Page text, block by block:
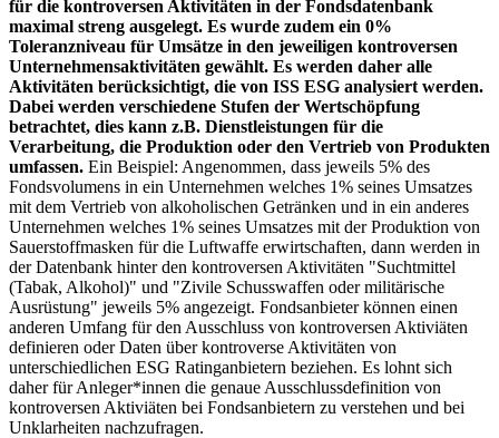
für die kontroversen Aktivitäten in der Fondsdatenbank
maximal streng ausgelegt. Es wurde zudem ein 0%
Toleranzniveau für Umsätze in den jeweiligen kontroversen
Unternehmensaktivitäten gewählt. Es werden daher alle
Aktivitäten berücksichtigt, die von ISS ESG analysiert werden.
Dabei werden verschiedene Stufen der Wertschöpfung
betrachtet, dies kann z.B. Dienstleistungen für die
Verarbeitung, die Produktion oder den Vertrieb von Produkten
umfassen. Ein Beispiel: Angenommen, dass jeweils 5% des
Fondsvolumens in ein Unternehmen welches 1% seines Umsatzes
mit dem Vertrieb von alkoholischen Getränken und in ein anderes
Unternehmen welches 1% seines Umsatzes mit der Produktion von
Sauerstoffmasken für die Luftwaffe erwirtschaften, dann werden in
der Datenbank hinter den kontroversen Aktivitäten "Suchtmittel
(Tabak, Alkohol)" und "Zivile Schusswaffen oder militärische
Ausrüstung" jeweils 5% angezeigt. Fondsanbieter können einen
anderen Umfang für den Ausschluss von kontroversen Aktiviäten
definieren oder Daten über kontroverse Aktivitäten von
unterschiedlichen ESG Ratinganbietern beziehen. Es lohnt sich
daher für Anleger*innen die genaue Ausschlussdefinition von
kontroversen Aktiviäten bei Fondsanbietern zu verstehen und bei
Unklarheiten nachzufragen.